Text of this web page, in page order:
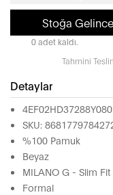
Stoğa
0 adet kaldı.
Tahmini
Detaylar
SKU:
%100 Pamuk
Beyaz
MILANO G - Slim Fit
Formal